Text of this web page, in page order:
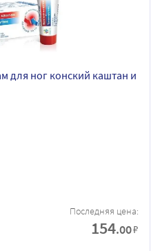
для ног конский каштан и
Последняя цена:
154.00₽